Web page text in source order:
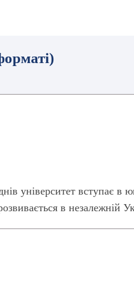
університет вступає в
в незалежній